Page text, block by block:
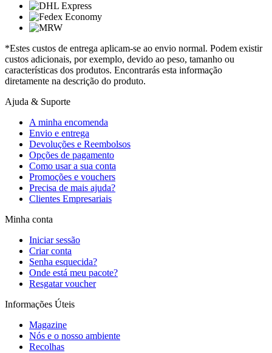
*Estes custos de entrega aplicam-se ao envio normal. Podem existir
custos adicionais, por exemplo, devido ao peso, tamanho ou
características dos produtos. Encontrarás esta informação
diretamente na descrição do produto.
Ajuda & Suporte
A minha encomenda
Envio e entrega
Devoluções e Reembolsos
Opções de pagamento
Como usar a sua conta
Promoções e vouchers
Precisa de mais ajuda?
Clientes Empresariais
Minha conta
Iniciar sessão
Criar conta
Senha esquecida?
Onde está meu pacote?
Resgatar voucher
Informações Úteis
Magazine
Nós e o nosso ambiente
Recolhas